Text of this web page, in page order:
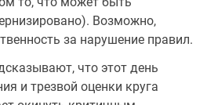
Возможно,
за нарушение правил.
что этот день
и трезвой оценки круга